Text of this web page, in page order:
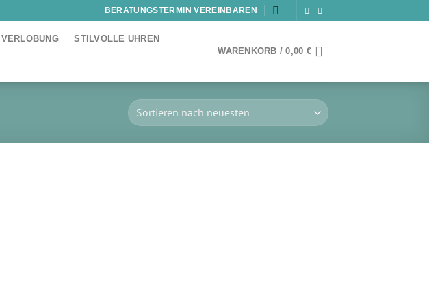
BERATUNGSTERMIN VEREINBAREN
STILVOLLE UHREN
WARENKORB /0,00 €